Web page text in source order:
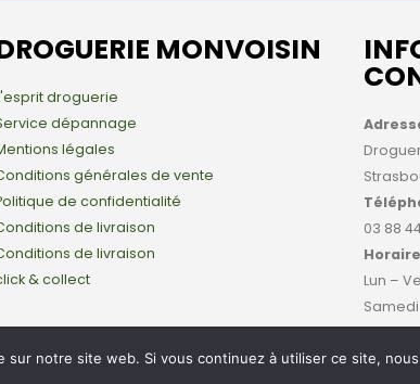
MONVOISIN
droguerie
dépannage
légales
générales de vente
de confidentialité
de livraison
de livraison
& collect
03 88
Lun –
Samedi
All Rights Reserved - Hébergé parHostay, une marque de
notre site web. Si vous continuez à utiliser ce site,